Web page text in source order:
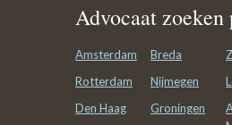
Advocaat zoeken
Amsterdam
Rotterdam
Den Haag
Breda
Nijmegen
Groningen